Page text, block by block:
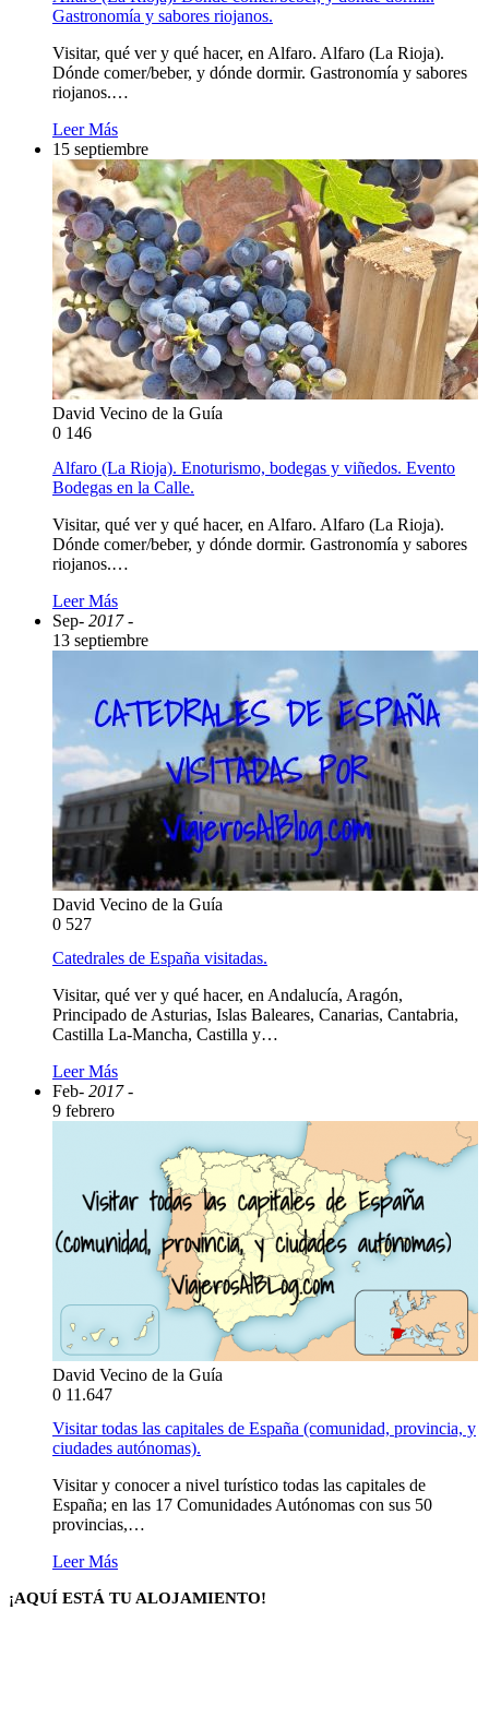
Gastronomía y sabores riojanos.
Visitar, qué ver y qué hacer, en Alfaro. Alfaro (La Rioja).
Dónde comer/beber, y dónde dormir. Gastronomía y sabores
riojanos.…
Leer Más
15 septiembre
David Vecino de la Guía
0 146
Alfaro (La Rioja). Enoturismo, bodegas y viñedos. Evento
Bodegas en la Calle.
Visitar, qué ver y qué hacer, en Alfaro. Alfaro (La Rioja).
Dónde comer/beber, y dónde dormir. Gastronomía y sabores
riojanos.…
Leer Más
Sep- 2017 -
13 septiembre
David Vecino de la Guía
0 527
Catedrales de España visitadas.
Visitar, qué ver y qué hacer, en Andalucía, Aragón,
Principado de Asturias, Islas Baleares, Canarias, Cantabria,
Castilla La-Mancha, Castilla y…
Leer Más
Feb- 2017 -
9 febrero
David Vecino de la Guía
0 11.647
Visitar todas las capitales de España (comunidad, provincia, y
ciudades autónomas).
Visitar y conocer a nivel turístico todas las capitales de
España; en las 17 Comunidades Autónomas con sus 50
provincias,…
Leer Más
¡AQUÍ ESTÁ TU ALOJAMIENTO!